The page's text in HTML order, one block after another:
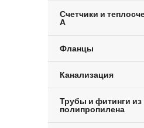
Счетчики и
А
Фланцы
Канализация
Трубы и фитинги из
полипропилена